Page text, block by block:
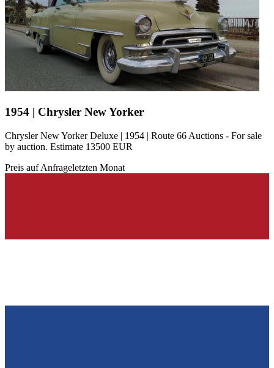
1954 | Chrysler New Yorker
Chrysler New Yorker Deluxe | 1954 | Route 66 Auctions - For sale
by auction. Estimate 13500 EUR
Preis auf Anfrageletzten Monat